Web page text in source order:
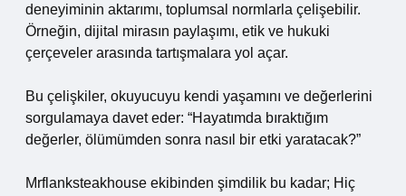
deneyiminin aktarımı, toplumsal normlarla çelişebilir.
Örneğin, dijital mirasın paylaşımı, etik ve hukuki
çerçeveler arasında tartışmalara yol açar.
Bu çelişkiler, okuyucuyu kendi yaşamını ve değerlerini
sorgulamaya davet eder: “Hayatımda bıraktığım
değerler, ölümümden sonra nasıl bir etki yaratacak?”
Mrflanksteakhouse ekibinden şimdilik bu kadar; Hiç